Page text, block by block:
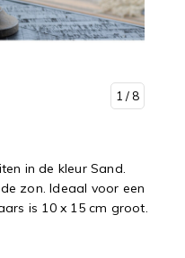
1 / 8
in de kleur Sand.
zon. Ideaal voor een
is 10 x 15 cm groot.